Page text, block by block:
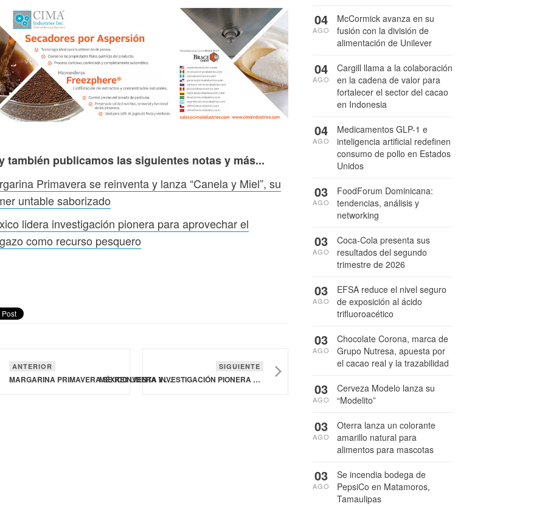
también publicamos las siguientes notas y más...
Primavera se reinventa y lanza “Canela y Miel”, su
untable saborizado
lidera investigación pionera para aprovechar el
como recurso pesquero
ANTERIOR
MARGARINA PRIMAVERA SE REINVENTA Y LANZA “CANELA Y MIEL”, SU PRIMER UNTABLE SABORIZADO
SIGUIENTE
MÉXICO LIDERA INVESTIGACIÓN PIONERA PARA APROVECHAR EL SARGAZO COMO RECURSO PESQUERO
McCormick avanza en su
fusión con la división de
alimentación de Unilever
04
AGO
Cargill llama a la colaboración
en la cadena de valor para
fortalecer el sector del cacao
en Indonesia
04
AGO
Medicamentos GLP-1 e
inteligencia artificial redefinen
consumo de pollo en Estados
Unidos
04
AGO
FoodForum Dominicana:
tendencias, análisis y
networking
03
AGO
Coca-Cola presenta sus
resultados del segundo
trimestre de 2026
03
AGO
EFSA reduce el nivel seguro
de exposición al ácido
trifluoroacético
03
AGO
Chocolate Corona, marca de
Grupo Nutresa, apuesta por
el cacao real y la trazabilidad
03
AGO
Cerveza Modelo lanza su
“Modelito”
03
AGO
Oterra lanza un colorante
amarillo natural para
alimentos para mascotas
03
AGO
Se incendia bodega de
PepsiCo en Matamoros,
Tamaulipas
03
AGO